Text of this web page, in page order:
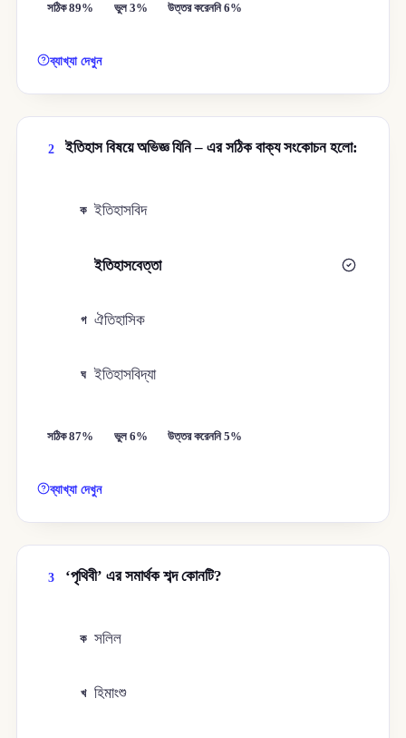
সঠিক 89% ভুল 3% উত্তর করেননি 6%
ব্যাখ্যা দেখুন
2 ইতিহাস বিষয়ে অভিজ্ঞ যিনি – এর সঠিক বাক্য সংকোচন হলো:
ক ইতিহাসবিদ
ইতিহাসবেত্তা
গ ঐতিহাসিক
ঘ ইতিহাসবিদ্যা
সঠিক 87% ভুল 6% উত্তর করেননি 5%
ব্যাখ্যা দেখুন
3 ‘পৃথিবী’ এর সমার্থক শব্দ কোনটি?
ক সলিল
খ হিমাংশু